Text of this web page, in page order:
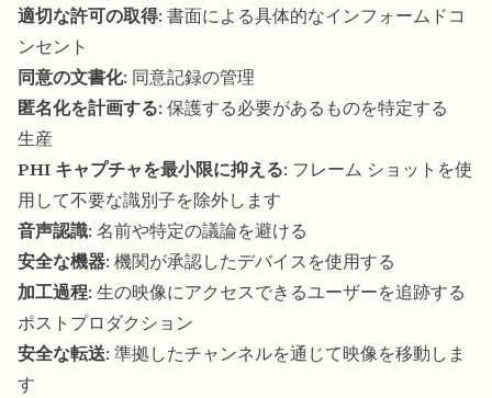
適切な許可の取得: 書面による具体的なインフォームドコ
ンセント
同意の文書化: 同意記録の管理
匿名化を計画する: 保護する必要があるものを特定する
生産
PHI キャプチャを最小限に抑える: フレーム ショットを使
用して不要な識別子を除外します
音声認識: 名前や特定の議論を避ける
安全な機器: 機関が承認したデバイスを使用する
加工過程: 生の映像にアクセスできるユーザーを追跡する
ポストプロダクション
安全な転送: 準拠したチャンネルを通じて映像を移動しま
す